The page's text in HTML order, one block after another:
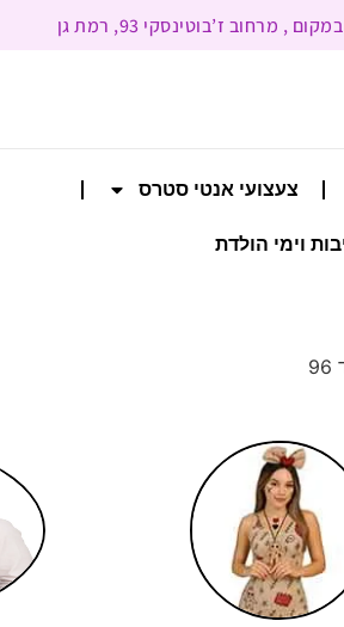
צעצועי אנטי סטרס
וימי הולדת